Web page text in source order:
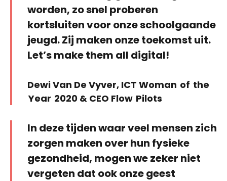
worden, zo snel proberen
kortsluiten voor onze schoolgaande
jeugd. Zij maken onze toekomst uit.
Let’s make them all digital!
Dewi Van De Vyver, ICT Woman of the
Year 2020 & CEO Flow Pilots
In deze tijden waar veel mensen zich
zorgen maken over hun fysieke
gezondheid, mogen we zeker niet
vergeten dat ook onze geest